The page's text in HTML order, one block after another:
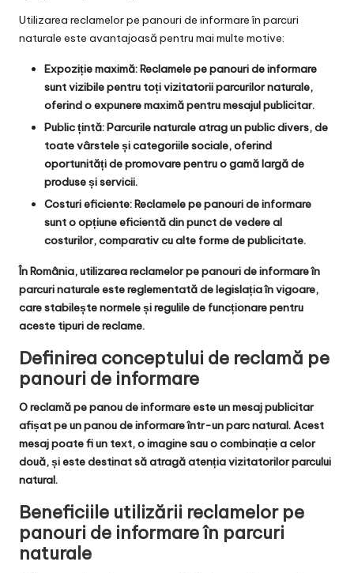
Utilizarea reclamelor pe panouri de informare în parcuri
naturale este avantajoasă pentru mai multe motive:
Expoziție maximă: Reclamele pe panouri de informare
sunt vizibile pentru toți vizitatorii parcurilor naturale,
oferind o expunere maximă pentru mesajul publicitar.
Public țintă: Parcurile naturale atrag un public divers, de
toate vârstele și categoriile sociale, oferind
oportunități de promovare pentru o gamă largă de
produse și servicii.
Costuri eficiente: Reclamele pe panouri de informare
sunt o opțiune eficientă din punct de vedere al
costurilor, comparativ cu alte forme de publicitate.
În România, utilizarea reclamelor pe panouri de informare în
parcuri naturale este reglementată de legislația în vigoare,
care stabilește normele și regulile de funcționare pentru
aceste tipuri de reclame.
Definirea conceptului de reclamă pe
panouri de informare
O reclamă pe panou de informare este un mesaj publicitar
afișat pe un panou de informare într-un parc natural. Acest
mesaj poate fi un text, o imagine sau o combinație a celor
două, și este destinat să atragă atenția vizitatorilor parcului
natural.
Beneficiile utilizării reclamelor pe
panouri de informare în parcuri
naturale